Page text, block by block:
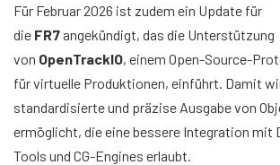
Für Februar 2026 ist zudem ein Update für
die FR7 angekündigt, das die Unterstützung
von OpenTrackIO, einem Open-Source-
für virtuelle Produktionen, einführt. Damit
standardisierte und präzise Ausgabe von
ermöglicht, die eine bessere Integration mit
Tools und CG-Engines erlaubt.